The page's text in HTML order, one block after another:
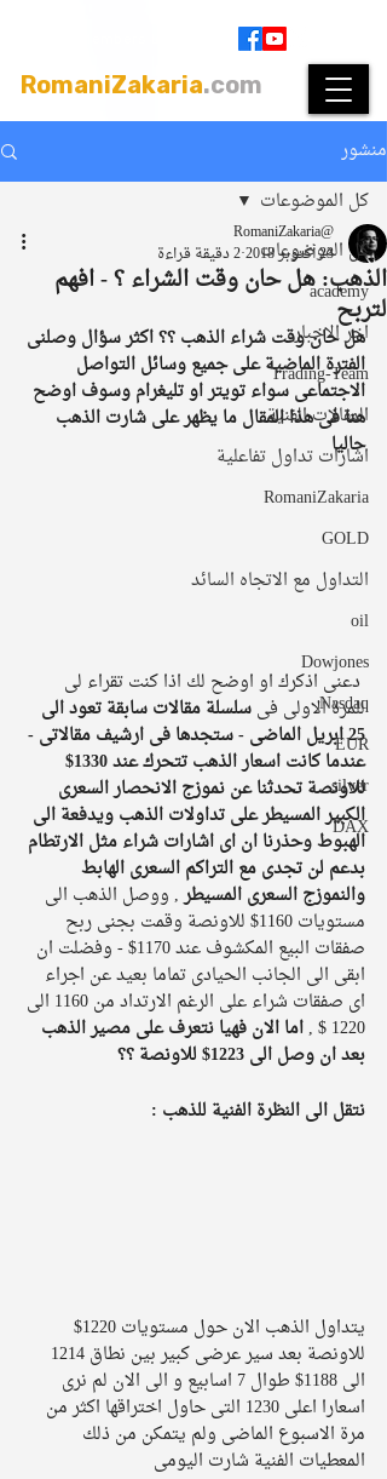
RomaniZakaria.com
منشور
كل الموضوعات
academy
اخر الاخبار
Trading-Team
المقالات الفنية
اشارات تداول تفاعلية
RomaniZakaria
GOLD
التداول مع الاتجاه السائد
oil
Dowjones
Nasdaq
EUR
silver
DAX
كل الموضوعات
الذهب: هل حان وقت الشراء ؟ - افهم
لتربح
@RomaniZakaria
23 أكتوبر 2018
2 دقيقة قراءة
هل حان وقت شراء الذهب ؟؟ اكثر سؤال وصلنى
الفترة الماضية على جميع وسائل التواصل
الاجتماعى سواء تويتر او تليغرام وسوف اوضح
هنا فى هذا المقال ما يظهر على شارت الذهب
حاليا
دعنى اذكرك او اوضح لك اذا كنت تقراء لى
للمرة الاولى فى سلسلة مقالات سابقة تعود الى
25 ابريل الماضى - ستجدها فى ارشيف مقالاتى -
عندما كانت اسعار الذهب تتحرك عند 1330$
للاونصة تحدثنا عن نموزج الانحصار السعرى
الكبير المسيطر على تداولات الذهب ويدفعة الى
الهبوط وحذرنا ان اى اشارات شراء مثل الارتطام
بدعم لن تجدى مع التراكم السعرى الهابط
والنموزج السعرى المسيطر , ووصل الذهب الى
مستويات 1160$ للاونصة وقمت بجنى ربح
صفقات البيع المكشوف عند 1170$ - وفضلت ان
ابقى الى الجانب الحيادى تماما بعيد عن اجراء
اى صفقات شراء على الرغم الارتداد من 1160 الى
1220 $ ,
اما الان فهيا نتعرف على مصير الذهب
بعد ان وصل الى 1223$ للاونصة ؟؟
نتقل الى النظرة الفنية للذهب :
يتداول الذهب الان حول مستويات 1220$
الى 1188$ طوال 7 اسابيع و الى الان لم نرى
اسعارا اعلى 1230 التى حاول اختراقها اكثر من
مرة الاسبوع الماضى ولم يتمكن من ذلك
المعطيات الفنية شارت اليومى